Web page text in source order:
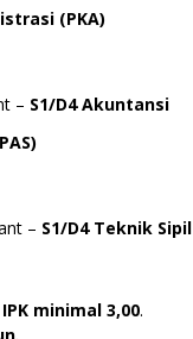
(PKA)
– S1/D4 Akuntansi
– S1/D4 Teknik Sipil
IPK minimal 3,00.